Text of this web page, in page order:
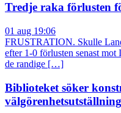
Tredje raka förlusten
01 aug 19:06
FRUSTRATION. Skulle
efter 1-0 förlusten senast
de randige […]
Biblioteket söker